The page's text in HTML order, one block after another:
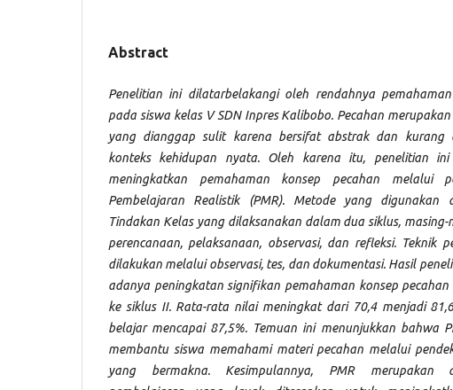
Abstract
Penelitian ini dilatarbelakangi oleh rendahnya
pada siswa kelas V SDN Inpres Kalibobo. Pecahan
yang dianggap sulit karena bersifat abstrak dan kurang
konteks kehidupan nyata. Oleh karena itu, penelitian
meningkatkan pemahaman konsep pecahan melalui
Pembelajaran Realistik (PMR). Metode yang digunakan
Tindakan Kelas yang dilaksanakan dalam dua siklus,
perencanaan, pelaksanaan, observasi, dan refleksi. Teknik
dilakukan melalui observasi, tes, dan dokumentasi. Hasil
adanya peningkatan signifikan pemahaman konsep
ke siklus II. Rata-rata nilai meningkat dari 70,4 menjadi
belajar mencapai 87,5%. Temuan ini menunjukkan bahwa
membantu siswa memahami materi pecahan melalui
yang bermakna. Kesimpulannya, PMR merupakan